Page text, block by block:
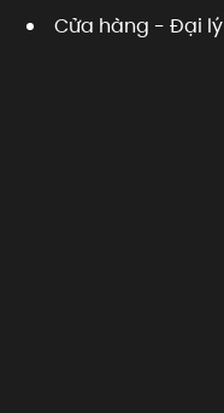
Cửa hàng - Đại lý